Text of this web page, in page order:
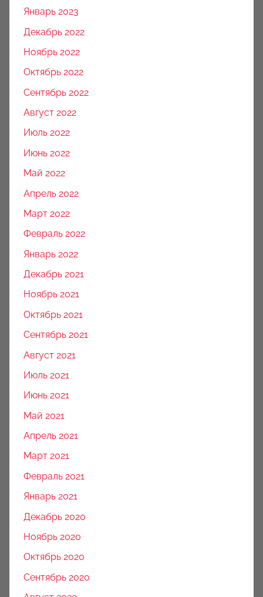
Январь 2023
Декабрь 2022
Ноябрь 2022
Октябрь 2022
Сентябрь 2022
Август 2022
Июль 2022
Июнь 2022
Май 2022
Апрель 2022
Март 2022
Февраль 2022
Январь 2022
Декабрь 2021
Ноябрь 2021
Октябрь 2021
Сентябрь 2021
Август 2021
Июль 2021
Июнь 2021
Май 2021
Апрель 2021
Март 2021
Февраль 2021
Январь 2021
Декабрь 2020
Ноябрь 2020
Октябрь 2020
Сентябрь 2020